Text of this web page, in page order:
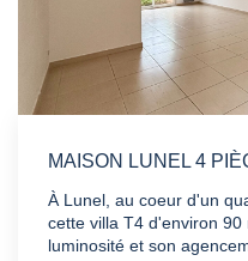
MAISON LUNEL 4
À Lunel, au coeur d'un
cette villa T4 d'environ 90
luminosité et son